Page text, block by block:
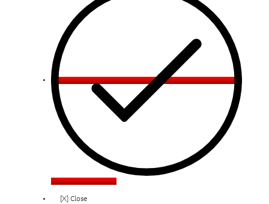
Réservez cette moto
[X] Close